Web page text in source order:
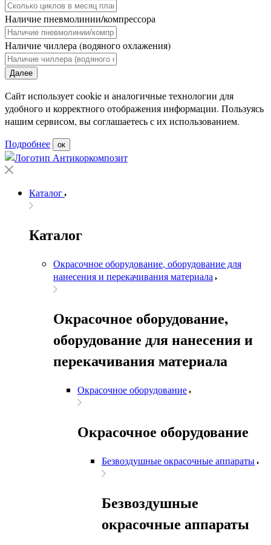
Наличие пневмолинии/компрессора
Наличие чиллера (водяного охлажения)
Далее
Сайт использует cookie и аналогичные технологии для
удобного и корректного отображения информации. Пользуясь
нашим сервисом, вы соглашаетесь с их использованием.
Подробнее
ок
Каталог
Каталог
Окрасочное оборудование, оборудование для
нанесения и перекачивания материала
Окрасочное оборудование,
оборудование для нанесения и
перекачивания материала
Окрасочное оборудование
Окрасочное оборудование
Безвоздушные окрасочные аппараты
Безвоздушные
окрасочные аппараты